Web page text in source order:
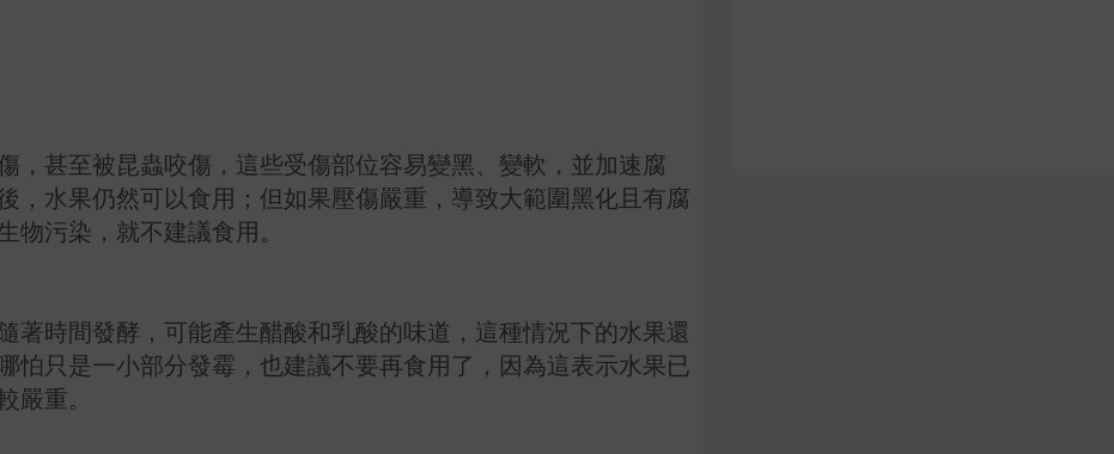
，甚至被昆蟲咬傷，這些受傷部位容易變黑、變軟，並加速腐
，水果仍然可以食用；但如果壓傷嚴重，導致大範圍黑化且有腐
物污染，就不建議食用。
著時間發酵，可能產生醋酸和乳酸的味道，這種情況下的水果還
怕只是一小部分發霉，也建議不要再食用了，因為這表示水果已
嚴重。